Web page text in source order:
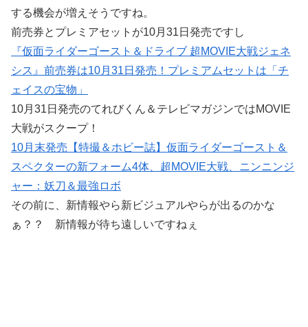
する機会が増えそうですね。
前売券とプレミアセットが10月31日発売ですし
『仮面ライダーゴースト＆ドライブ 超MOVIE大戦ジェネ
シス』前売券は10月31日発売！プレミアムセットは「チ
ェイスの宝物」
10月31日発売のてれびくん＆テレビマガジンではMOVIE
大戦がスクープ！
10月末発売【特撮＆ホビー誌】仮面ライダーゴースト＆
スペクターの新フォーム4体、超MOVIE大戦、ニンニンジ
ャー：妖刀＆最強ロボ
その前に、新情報やら新ビジュアルやらが出るのかな
ぁ？？ 新情報が待ち遠しいですねぇ